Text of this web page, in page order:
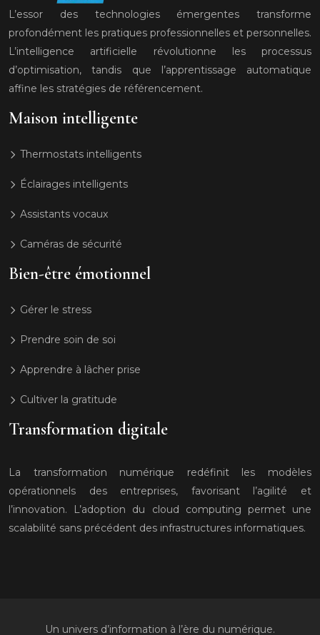
L’essor des technologies émergentes transforme
profondément les pratiques professionnelles et personnelles.
L’intelligence artificielle révolutionne les processus
d’optimisation, tandis que l’apprentissage automatique
affine les stratégies de référencement.
Maison intelligente
Thermostats intelligents
Éclairages intelligents
Assistants vocaux
Caméras de sécurité
Bien-être émotionnel
Gérer le stress
Prendre soin de soi
Apprendre à lâcher prise
Cultiver la gratitude
Transformation digitale
La transformation numérique redéfinit les modèles
opérationnels des entreprises, favorisant l’agilité et
l’innovation. L’adoption du cloud computing permet une
scalabilité sans précédent des infrastructures informatiques.
Un univers d’information à l’ère du numérique.